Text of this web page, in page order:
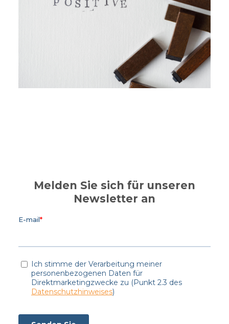
Melden Sie sich für unseren
Newsletter an